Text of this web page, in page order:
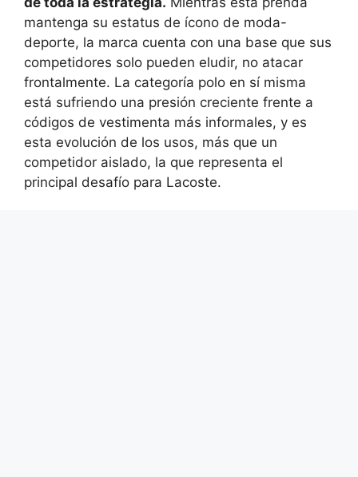
mantenga su estatus de ícono de moda-
deporte, la marca cuenta con una base que sus
competidores solo pueden eludir, no atacar
frontalmente. La categoría polo en sí misma
está sufriendo una presión creciente frente a
códigos de vestimenta más informales, y es
esta evolución de los usos, más que un
competidor aislado, la que representa el
principal desafío para Lacoste.